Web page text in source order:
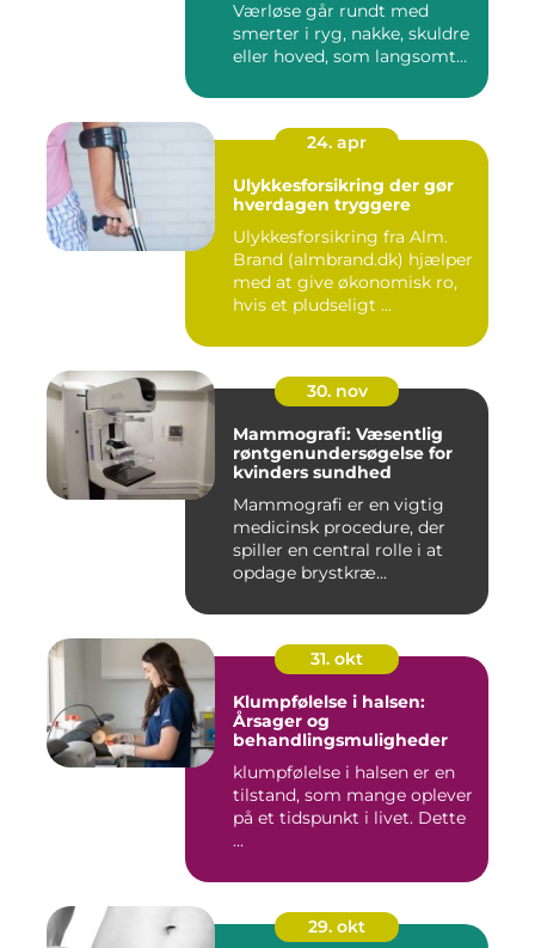
Værløse går rundt med
smerter i ryg, nakke, skuldre
eller hoved, som langsomt
24. apr
Ulykkesforsikring der gør
hverdagen tryggere
Ulykkesforsikring fra Alm.
Brand (almbrand.dk) hjælper
med at give økonomisk ro,
hvis et pludseligt ...
30. nov
Mammografi: Væsentlig
røntgenundersøgelse for
kvinders sundhed
Mammografi er en vigtig
medicinsk procedure, der
spiller en central rolle i at
opdage brystkræ...
31. okt
Klumpfølelse i halsen:
Årsager og
behandlingsmuligheder
klumpfølelse i halsen er en
tilstand, som mange oplever
på et tidspunkt i livet. Dette
...
29. okt